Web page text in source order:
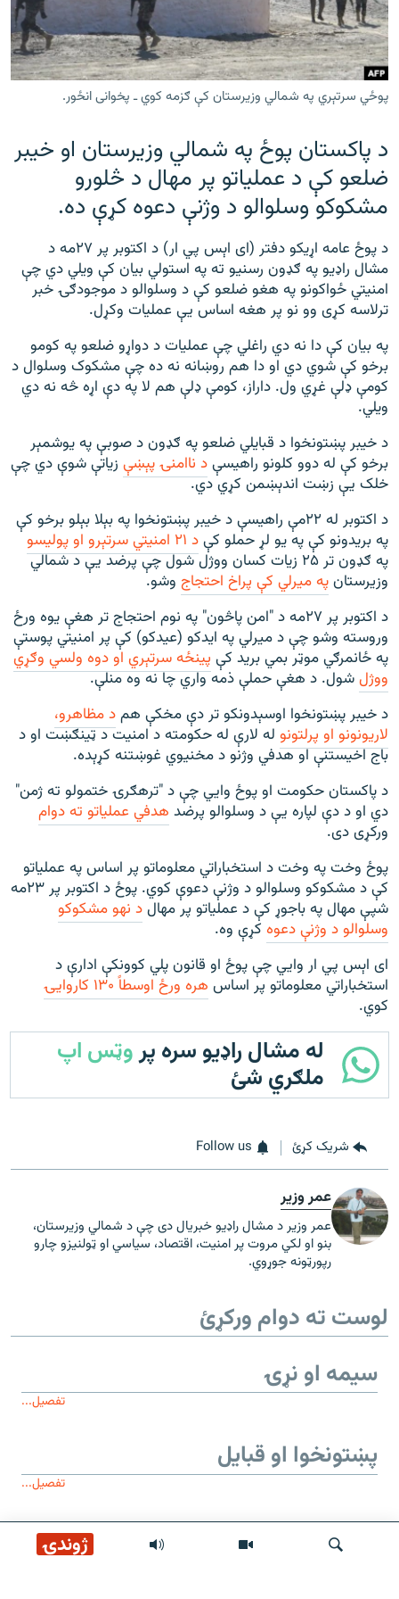
۱۴ ساعته راډیويي خپرونې
Gandhara
موږ وڅارئ
د ازادې اروپا راډیو ټولې ووبپاڼې
ژوندۍ
پوځي سرتېري په شمالي وزیرستان کې ګزمه کوي ـ پخوانی انځور.
د پاکستان پوځ په شمالي وزیرستان او خیبر
ضلعو کې د عملیاتو پر مهال د څلورو
مشکوکو وسلوالو د وژنې دعوه کړې ده.
د پوځ عامه اړیکو دفتر (ای اېس پي ار) د اکتوبر پر ۲۷مه د
مشال راډیو په ګډون رسنیو ته په استولي بیان کې ویلي دي چې
امنیتي ځواکونو په هغو ضلعو کې د وسلوالو د موجودګۍ خبر
ترلاسه کړی وو نو پر هغه اساس یې عملیات وکړل.
په بیان کې دا نه دي راغلي چې عملیات د دواړو ضلعو په کومو
برخو کې شوي دي او دا هم روښانه نه ده چې مشکوک وسلوال د
کومې ډلې غړي ول. داراز، کومې ډلې هم لا په دې اړه څه نه دي
ویلي.
د خیبر پښتونخوا د قبایلي ضلعو په ګډون د صوبې په یوشمېر
برخو کې له دوو کلونو راهیسېد ناامنۍ پېښې زیاتې شوې دي چې
خلک یې زښت اندېښمن کړي دي.
د اکتوبر له ۲۲مې راهیسې د خیبر پښتونخوا په بېلا بېلو برخو کې
په بریدونو کې په یو لړ حملو کېد ۲۱ امنیتي سرتېرو او پولیسو
په ګډون تر ۲۵ زیات کسان ووژل شول چې پرضد یې د شمالي
وزیرستانپه میرلي کې پراخ احتجاج وشو.
د اکتوبر پر ۲۷مه د "امن پاڅون" په نوم احتجاج تر هغې یوه ورځ
وروسته وشو چې د میرلي په ایدکو (عیدکو) کې پر امنیتي پوستې
په ځانمرګي موټر بمي برید کې پینځه سرتېري او دوه ولسي وګړي
ووژلشول. د هغې حملې ذمه واري چا نه وه منلې.
د خیبر پښتونخوا اوسېدونکو تر دې مخکې همد مظاهرو،
لاریونونو او پرلتونو له لارې له حکومته د امنیت د ټینګښت او د
باج اخیستنې او هدفي وژنو د مخنیوي غوښتنه کړېده.
د پاکستان حکومت او پوځ وايي چې د "ترهګرۍ ختمولو ته ژمن"
دي او د دې لپاره یې د وسلوالو پرضد هدفي عملياتو ته دوام
ورکړی دی.
پوځ وخت په وخت د استخباراتي معلوماتو پر اساس په عملیاتو
کې د مشکوکو وسلوالو د وژنې دعوې کوي. پوځ د اکتوبر پر ۲۳مه
شپې مهال په باجوړ کې د عملیاتو پر مهالد نهو مشکوکو
وسلوالو د وژنې دعوه کړې وه.
ای اېس پي ار وايي چې پوځ او قانون پلي کوونکې ادارې د
استخباراتي معلوماتو پر اساس هره ورځ اوسطاً ۱۳۰ کاروایۍ
کوي.
له مشال راډیو سره پروټس اپ
ملګري شئ
شریک کړئ Follow us
عمر وزیر
عمر وزیر د مشال راډیو خبریال دی چې د شمالي وزیرستان،
بنو او لکي مروت پر امنیت، اقتصاد، سیاسي او ټولنیزو چارو
رپورټونه جوړوي.
لوست ته دوام ورکړئ
سیمه او نړۍ
تفصیل...
پښتونخوا او قبایل
تفصیل...
موږ وڅارئ